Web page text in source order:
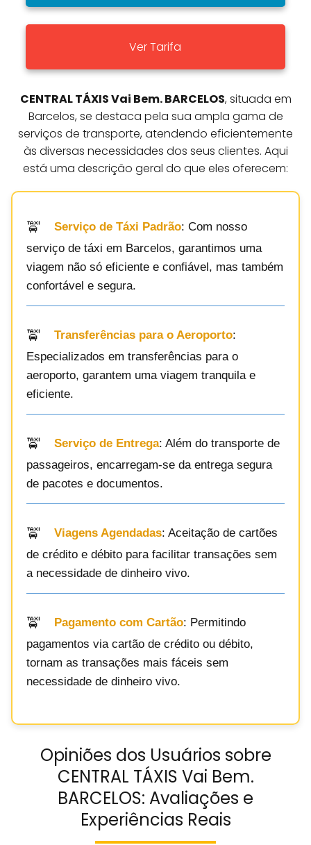
Ver Tarifa
CENTRAL TÁXIS Vai Bem. BARCELOS, situada em
Barcelos, se destaca pela sua ampla gama de
serviços de transporte, atendendo eficientemente
às diversas necessidades dos seus clientes. Aqui
está uma descrição geral do que eles oferecem:
Serviço de Táxi Padrão: Com nosso
serviço de táxi em Barcelos, garantimos uma
viagem não só eficiente e confiável, mas também
confortável e segura.
Transferências para o Aeroporto:
Especializados em transferências para o
aeroporto, garantem uma viagem tranquila e
eficiente.
Serviço de Entrega: Além do transporte de
passageiros, encarregam-se da entrega segura
de pacotes e documentos.
Viagens Agendadas: Aceitação de cartões
de crédito e débito para facilitar transações sem
a necessidade de dinheiro vivo.
Pagamento com Cartão: Permitindo
pagamentos via cartão de crédito ou débito,
tornam as transações mais fáceis sem
necessidade de dinheiro vivo.
Opiniões dos Usuários sobre
CENTRAL TÁXIS Vai Bem.
BARCELOS: Avaliações e
Experiências Reais